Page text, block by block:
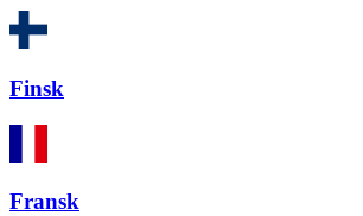
Finsk
Fransk